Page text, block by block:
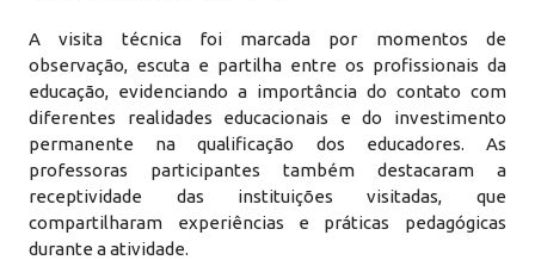
A visita técnica foi marcada por momentos de
observação, escuta e partilha entre os profissionais da
educação, evidenciando a importância do contato com
diferentes realidades educacionais e do investimento
permanente na qualificação dos educadores. As
professoras participantes também destacaram a
receptividade das instituições visitadas, que
compartilharam experiências e práticas pedagógicas
durante a atividade.